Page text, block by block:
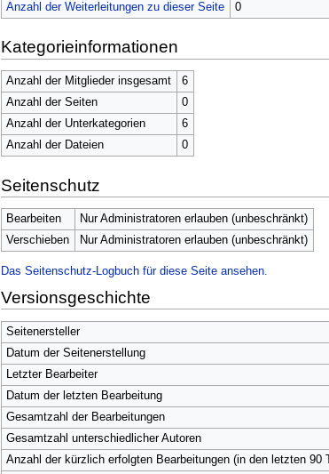
Anzahl der Weiterleitungen zu dieser Seite
0
Kategorieinformationen
Anzahl der Mitglieder insgesamt
6
Anzahl der Seiten
0
Anzahl der Unterkategorien
6
Anzahl der Dateien
0
Seitenschutz
Bearbeiten
Nur Administratoren erlauben (unbeschränkt)
Verschieben
Nur Administratoren erlauben (unbeschränkt)
Das Seitenschutz-Logbuch für diese Seite ansehen.
Versionsgeschichte
Seitenersteller
Datum der Seitenerstellung
Letzter Bearbeiter
Datum der letzten Bearbeitung
Gesamtzahl der Bearbeitungen
Gesamtzahl unterschiedlicher Autoren
Anzahl der kürzlich erfolgten Bearbeitungen (in den letzten 90